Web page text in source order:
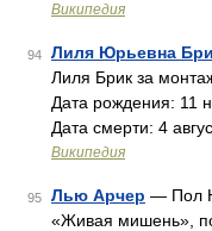
Википедия
94 Лиля Юрьевна
Лиля Брик за
Дата рождения: 11
Дата смерти: 4
Википедия
95 Лью Арчер — Пол
«Живая мишень»,